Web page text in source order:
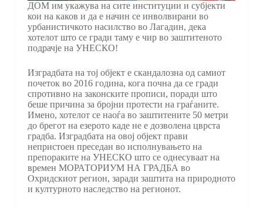
ДОМ им укажува на сите институции и субјекти
кои на каков и да е начин се инволвирани во
урбанистичкото насилство во Лагадин, дека
хотелот што се гради таму е чир во заштитеното
подрачје на УНЕСКО!
Изградбата на тој објект е скандалозна од самиот
почеток во 2016 година, кога почна да се гради
спротивно на законските прописи, поради што
беше причина за бројни протести на граѓаните.
Имено, хотелот се наоѓа во заштитените 50 метри
до брегот на езерото каде не е дозволена цврста
градба. Изградбата на овој објект прави
непристоен преседан во исполнувањето на
препораките на УНЕСКО што се однесуваат на
времен МОРАТОРИУМ НА ГРАДБА во
Охридскиот регион, заради заштита на природното
и културното наследство на регионот.